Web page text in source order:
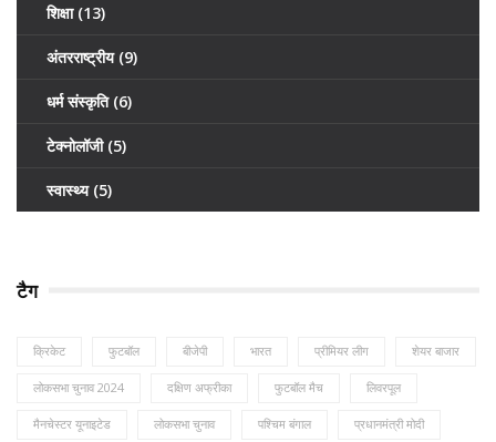
शिक्षा (13)
अंतरराष्ट्रीय (9)
धर्म संस्कृति (6)
टेक्नोलॉजी (5)
स्वास्थ्य (5)
टैग
क्रिकेट फुटबॉल बीजेपी भारत प्रीमियर लीग शेयर बाजार
लोकसभा चुनाव 2024 दक्षिण अफ्रीका फुटबॉल मैच लिवरपूल
मैनचेस्टर यूनाइटेड लोकसभा चुनाव पश्चिम बंगाल प्रधानमंत्री मोदी